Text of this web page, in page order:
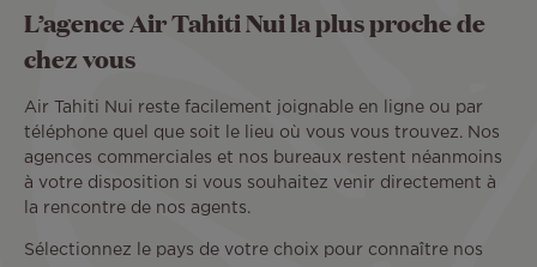
L’agence Air Tahiti Nui la plus proche de
chez vous
Air Tahiti Nui reste facilement joignable en ligne ou par
téléphone quel que soit le lieu où vous vous trouvez. Nos
agences commerciales et nos bureaux restent néanmoins
à votre disposition si vous souhaitez venir directement à
la rencontre de nos agents.
Sélectionnez le pays de votre choix pour connaître nos